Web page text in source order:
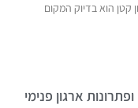
קטן הוא בדיוק המקום
ארגון פנימי